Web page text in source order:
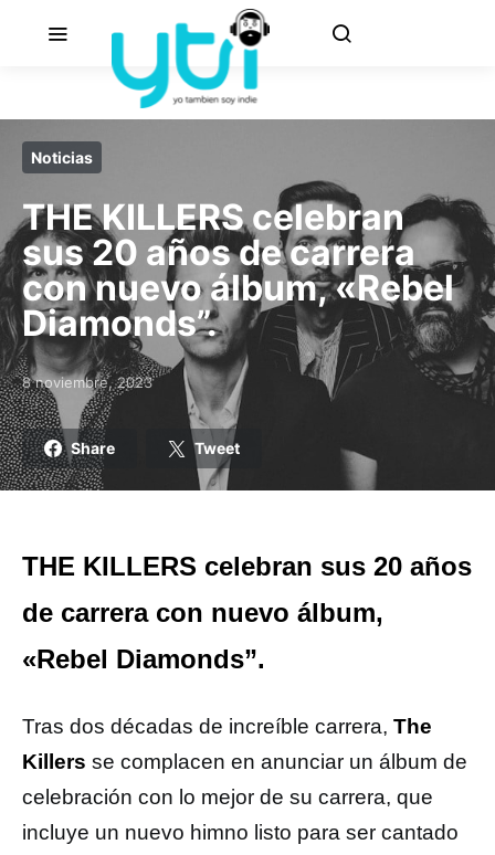
Noticias
THE KILLERS celebran
sus 20 años de carrera
con nuevo álbum, «Rebel
Diamonds”.
Posted on
8 noviembre, 2023
Share Tweet
THE KILLERS celebran sus 20 años
de carrera con nuevo álbum,
«Rebel Diamonds”.
Tras dos décadas de increíble carrera, The
Killers se complacen en anunciar un álbum de
celebración con lo mejor de su carrera, que
incluye un nuevo himno listo para ser cantado